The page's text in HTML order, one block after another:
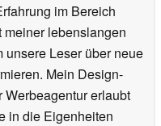
im Bereich
lebenslangen
unsere Leser über neue
Mein Design-
Werbeagentur erlaubt
in die Eigenheiten